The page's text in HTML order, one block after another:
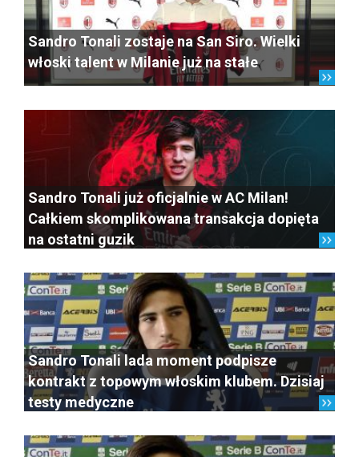
Sandro Tonali zostaje na San Siro. Wielki
włoski talent w Milanie już na stałe
Sandro Tonali już oficjalnie w AC Milan!
Całkiem skomplikowana transakcja dopięta
na ostatni guzik
Sandro Tonali lada moment podpisze
kontrakt z topowym włoskim klubem. Dzisiaj
testy medyczne